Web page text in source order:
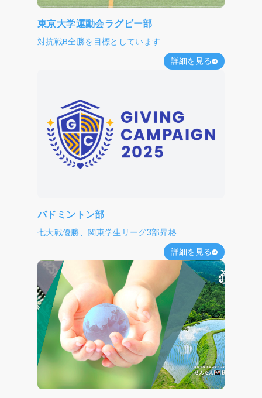
東京大学運動会ラグビー部
対抗戦B全勝を目標としています
詳細を見る
バドミントン部
七大戦優勝、関東学生リーグ3部昇格
詳細を見る